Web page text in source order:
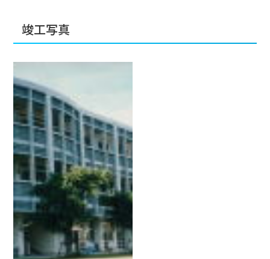
竣工写真